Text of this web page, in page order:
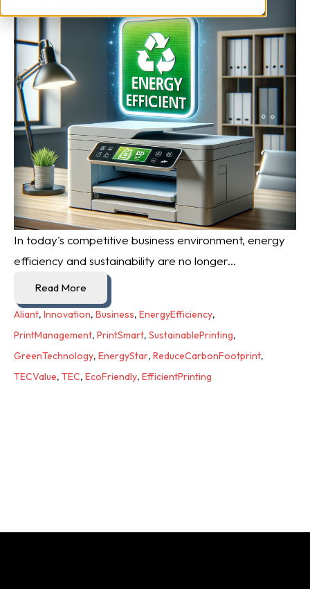
In today's competitive business environment, energy
efficiency and sustainability are no longer...
Read More
Aliant, Innovation, Business, EnergyEfficiency,
PrintManagement, PrintSmart, SustainablePrinting,
GreenTechnology, EnergyStar, ReduceCarbonFootprint,
TECValue, TEC, EcoFriendly, EfficientPrinting